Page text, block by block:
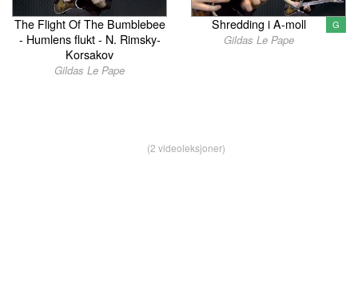
The Flight Of The Bumblebee
- Humlens flukt - N. Rimsky-
Korsakov
Gildas Le Pape
G
Shredding i A-moll
Gildas Le Pape
(2 videoleksjoner)